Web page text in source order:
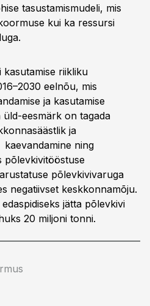
tasustamismudeli, mis
kui ka ressursi
riikliku
eelnõu, mis
ja kasutamise
eesmärk on tagada
ja
ning
põlevkivitööstuse
põlevkivivaruga
negatiivset keskkonnamõju.
jätta põlevkivi
20 miljoni tonni.